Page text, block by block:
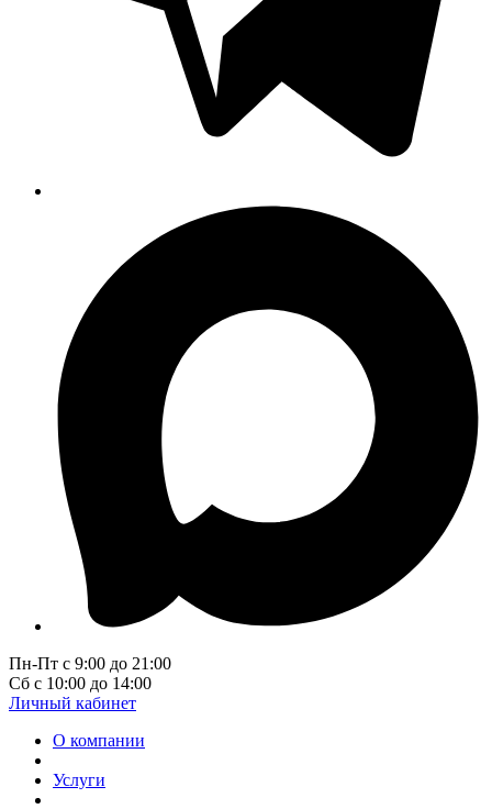
Пн-Пт с 9:00 до 21:00
Сб с 10:00 до 14:00
Личный кабинет
О компании
Услуги